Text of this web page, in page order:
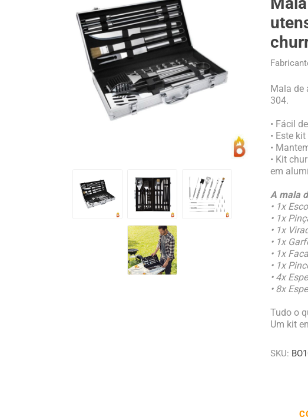
Mala de
304.
• Fácil
• Este
•
• Kit
em
A mala
• 1x
• 1x
• 1x
• 1x
• 1x Faca
• 1x
• 4x
• 8x
Tudo o
Um kit
SKU: